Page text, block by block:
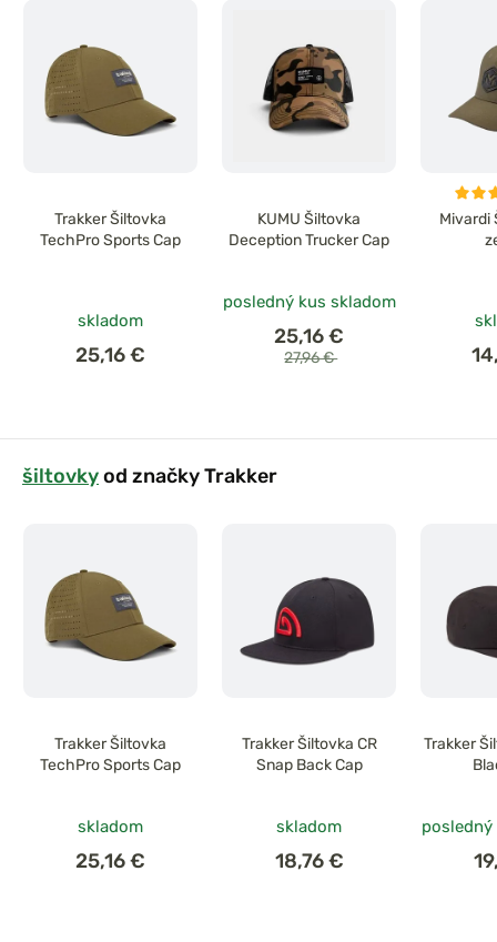
Trakker Šiltovka
TechPro Sports Cap
skladom
25,16 €
KUMU Šiltovka
Deception Trucker Cap
posledný kus skladom
25,16 €
27,96 €
Mivardi
šiltovkyod značky Trakker
Trakker Šiltovka
TechPro Sports Cap
skladom
25,16 €
Trakker Šiltovka CR
Snap Back Cap
skladom
18,76 €
Trakker